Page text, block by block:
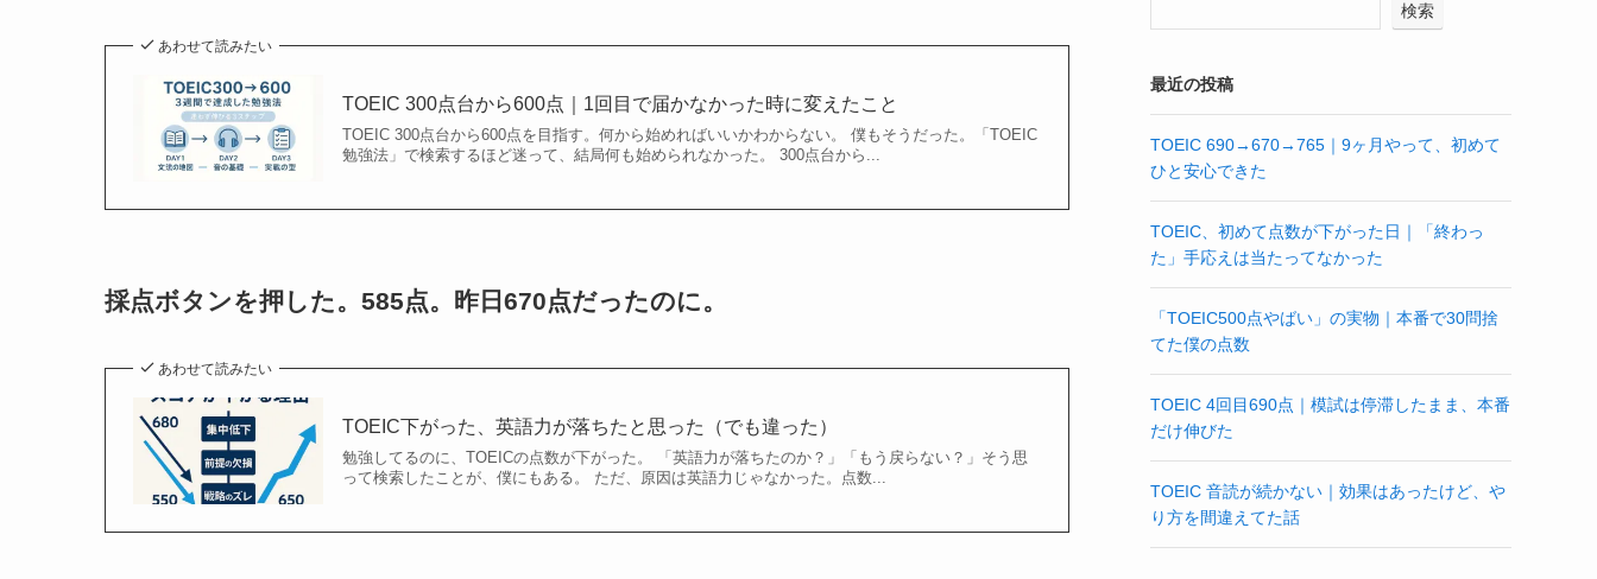
あわせて読みたい
TOEIC 300点台から600点｜1回目で届かなかった時に変えたこと
TOEIC 300点台から600点を目指す。何から始めればいいかわからない。 僕もそうだった。「TOEIC
勉強法」で検索するほど迷って、結局何も始められなかった。 300点台から...
採点ボタンを押した。585点。昨日670点だったのに。
あわせて読みたい
TOEIC下がった、英語力が落ちたと思った（でも違った）
勉強してるのに、TOEICの点数が下がった。 「英語力が落ちたのか？」「もう戻らない？」そう思
って検索したことが、僕にもある。 ただ、原因は英語力じゃなかった。点数...
検索
最近の投稿
TOEIC 690→670→765｜9ヶ月やって、初めて
ひと安心できた
TOEIC、初めて点数が下がった日｜「終わっ
た」手応えは当たってなかった
「TOEIC500点やばい」の実物｜本番で30問捨
てた僕の点数
TOEIC 4回目690点｜模試は停滞したまま、本番
だけ伸びた
TOEIC 音読が続かない｜効果はあったけど、や
り方を間違えてた話